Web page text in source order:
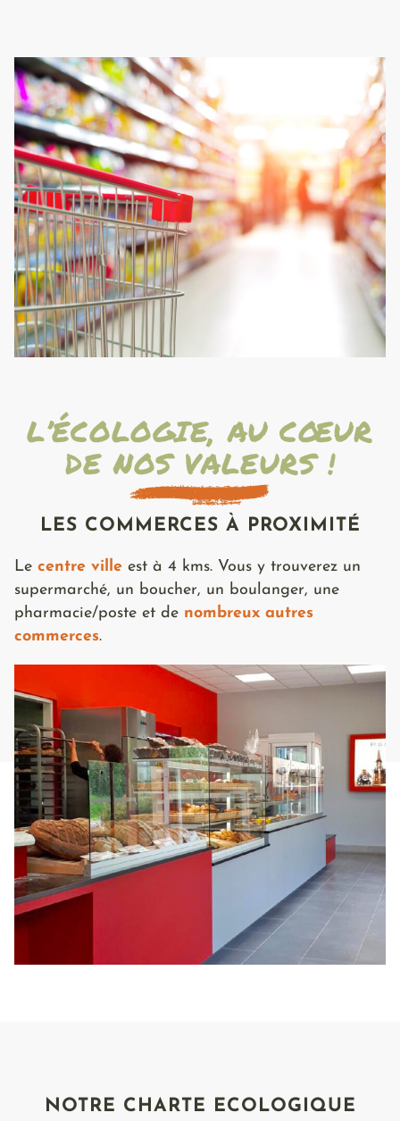
L’ÉCOLOGIE, AU CŒUR
DE NOS VALEURS !
LES COMMERCES À PROXIMITÉ
Le centre ville est à 4 kms. Vous y trouverez un
supermarché, un boucher, un boulanger, une
pharmacie/poste et de nombreux autres
commerces.
NOTRE CHARTE ECOLOGIQUE